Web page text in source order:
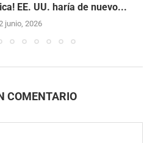
EE. UU. haría de nuevo...
junio, 2026
COMENTARIO